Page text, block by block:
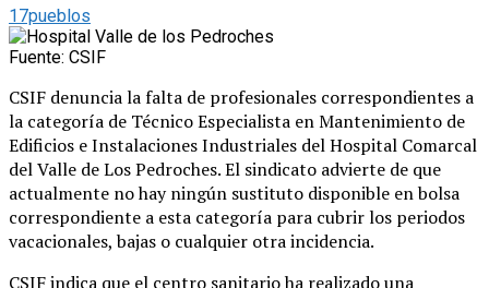
17pueblos
Fuente: CSIF
CSIF denuncia la falta de profesionales correspondientes a
la categoría de Técnico Especialista en Mantenimiento de
Edificios e Instalaciones Industriales del Hospital Comarcal
del Valle de Los Pedroches. El sindicato advierte de que
actualmente no hay ningún sustituto disponible en bolsa
correspondiente a esta categoría para cubrir los periodos
vacacionales, bajas o cualquier otra incidencia.
CSIF indica que el centro sanitario ha realizado una